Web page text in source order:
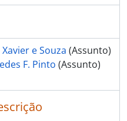
e Souza (Assunto)
F. Pinto (Assunto)